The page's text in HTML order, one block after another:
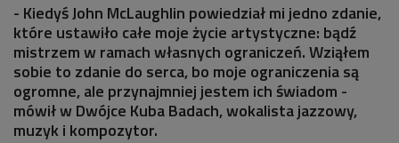
- Kiedyś John McLaughlin powiedział mi jedno zdanie,
które ustawiło całe moje życie artystyczne: bądź
mistrzem w ramach własnych ograniczeń. Wziąłem
sobie to zdanie do serca, bo moje ograniczenia są
ogromne, ale przynajmniej jestem ich świadom -
mówił w Dwójce Kuba Badach, wokalista jazzowy,
muzyk i kompozytor.